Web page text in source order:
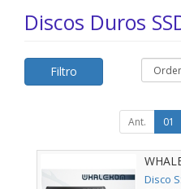
Discos Duros
Filtro
Ant. 01
Disco